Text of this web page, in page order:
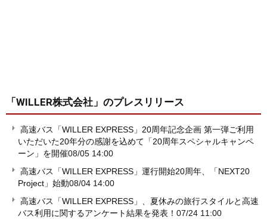
「WILLER株式会社」 のプレスリリース
高速バス「WILLER EXPRESS」20周年記念企画 第一弾ご利用
いただいた20年分の感謝を込めて「20周年スペシャルキャンペ
ーン」を開催08/05 14:00
高速バス「WILLER EXPRESS」運行開始20周年、「NEXT20
Project」始動08/04 14:00
高速バス「WILLER EXPRESS」、夏休みの旅行スタイルと高速
バス利用に関するアンケート結果を発表！ 07/24 11:00